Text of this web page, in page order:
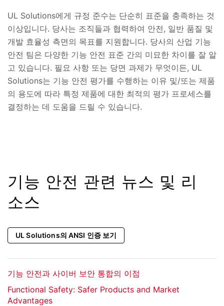
UL Solutions에게 규정 준수는 단순히 표준을 충족하는 것
이상입니다. 당사는 조직들과 협력하여 안전, 일반 품질 및
개발 효율성 측면의 목표를 지원합니다. 당사의 산업 기능
안전 팀은 다양한 기능 안전 표준 간의 미묘한 차이를 잘 알
고 있습니다. 필요 사항 또는 당면 과제가 무엇이든, UL
Solutions는 기능 안전 평가를 수행하는 이유 및/또는 제품
의 용도에 따라 특정 제품에 대한 최적의 평가 프로세스를
결정하는 데 도움을 드릴 수 있습니다.
기능 안전 관련 뉴스 및 리
소스
UL Solutions의 ANSI 인증 보기
기능 안전과 사이버 보안 통합의 이점
Functional Safety: Safer Products and Market
Advantages